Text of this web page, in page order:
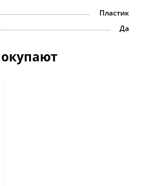
Пластик
Да